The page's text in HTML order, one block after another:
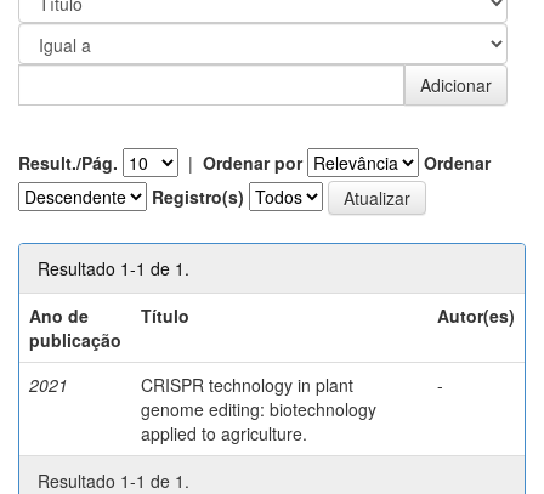
Result./Pág. | Ordenar por
Ordenar
Registro(s)
Resultado 1-1 de 1.
Ano de
publicação
Título Autor(es)
2021
CRISPR technology in plant
genome editing: biotechnology
applied to agriculture.
-
Resultado 1-1 de 1.